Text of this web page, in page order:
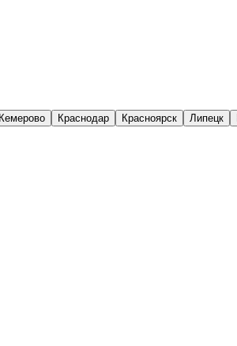
Кемерово Краснодар Красноярск Липецк